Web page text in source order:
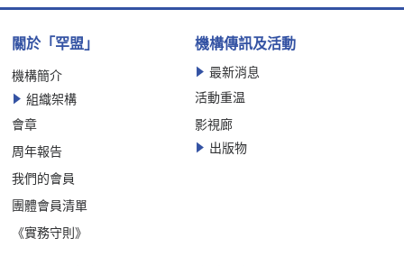
關於「罕盟」
機構簡介
組織架構
會章
周年報告
我們的會員
團體會員清單
《實務守則》
機構傳訊及活動
最新消息
活動重温
影視廊
出版物